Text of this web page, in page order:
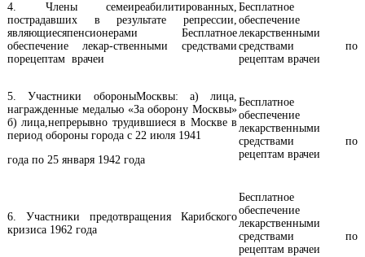
4. Члены семеиреабилитированных,
пострадавших в результате репрессии,
являющиесяпенсионерами Бесплатное
обеспечение лекар-ственными средствами
порецептам врачеи
Бесплатное
обеспечение
лекарственными
средствами по
рецептам врачеи
5. Участники обороныМосквы: а) лица,
награжденные медалью «За оборону Москвы»
б) лица,непрерывно трудившиеся в Москве в
период обороны города с 22 июля 1941
года по 25 января 1942 года
Бесплатное
обеспечение
лекарственными
средствами по
рецептам врачеи
6. Участники предотвращения Карибского
кризиса 1962 года
Бесплатное
обеспечение
лекарственными
средствами по
рецептам врачеи